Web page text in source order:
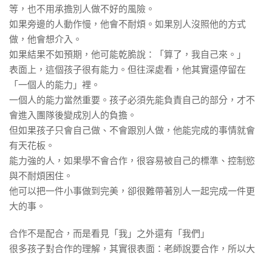
等，也不用承擔別人做不好的風險。
如果旁邊的人動作慢，他會不耐煩。如果別人沒照他的方式
做，他會想介入。
如果結果不如預期，他可能乾脆說：「算了，我自己來。」
表面上，這個孩子很有能力。但往深處看，他其實還停留在
「一個人的能力」裡。
一個人的能力當然重要。孩子必須先能負責自己的部分，才不
會進入團隊後變成別人的負擔。
但如果孩子只會自己做、不會跟別人做，他能完成的事情就會
有天花板。
能力強的人，如果學不會合作，很容易被自己的標準、控制慾
與不耐煩困住。
他可以把一件小事做到完美，卻很難帶著別人一起完成一件更
大的事。
合作不是配合，而是看見「我」之外還有「我們」
很多孩子對合作的理解，其實很表面：老師說要合作，所以大